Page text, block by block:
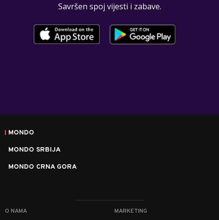
Savršen spoj vijesti i zabave.
MONDO
MONDO SRBIJA
MONDO CRNA GORA
O NAMA MARKETING